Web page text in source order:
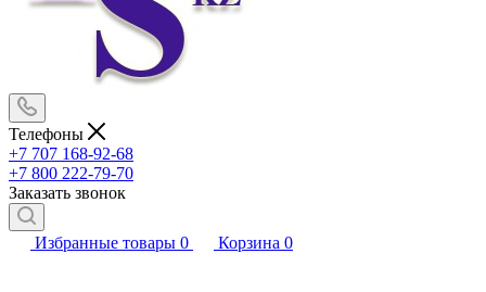
Телефоны
+7 707 168-92-68
+7 800 222-79-70
Заказать звонок
Избранные товары 0 Корзина 0